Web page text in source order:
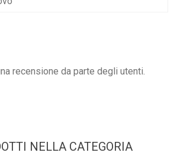
recensione da parte degli utenti.
NELLA CATEGORIA